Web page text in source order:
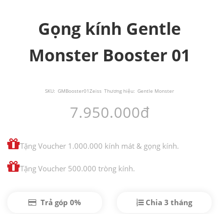
Gọng kính Gentle
Monster Booster 01
SKU: GMBooster01Zeiss Thương hiệu: Gentle Monster
7.950.000đ
Tặng Voucher 1.000.000 kính mát & gọng kính.
Tặng Voucher 500.000 tròng kính.
Trả góp 0% Chia 3 tháng